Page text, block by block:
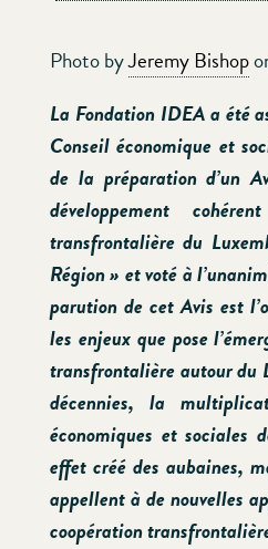
Photo byJeremy Bishop
La Fondation IDEA a été
Conseil économique et
de la préparation d’un
développement
transfrontalière du
Région » et voté à
parution de cet Avis est
les enjeux que pose
transfrontalière autour du
décennies, la
économiques et sociales
effet créé des aubaines,
appellent à de nouvelles
coopération